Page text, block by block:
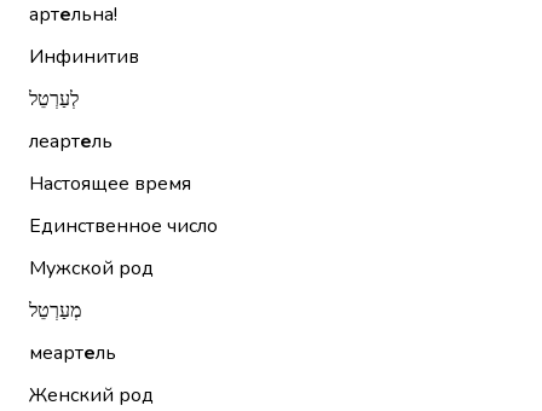
артельна!
Инфинитив
לְעַרְטֵל
леартель
Настоящее время
Единственное число
Мужской род
מְעַרְטֵל
меартель
Женский род